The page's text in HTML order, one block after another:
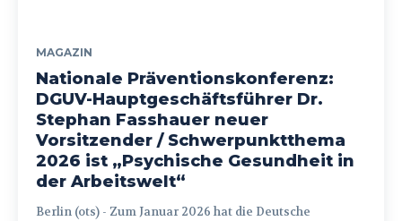
MAGAZIN
Nationale Präventionskonferenz:
DGUV-Hauptgeschäftsführer Dr.
Stephan Fasshauer neuer
Vorsitzender / Schwerpunktthema
2026 ist „Psychische Gesundheit in
der Arbeitswelt“
Berlin (ots) - Zum Januar 2026 hat die Deutsche